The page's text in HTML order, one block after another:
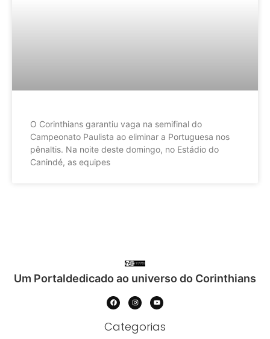
O Corinthians garantiu vaga na semifinal do
Campeonato Paulista ao eliminar a Portuguesa nos
pênaltis. Na noite deste domingo, no Estádio do
Canindé, as equipes
Um Portaldedicado ao universo do Corinthians
Categorias